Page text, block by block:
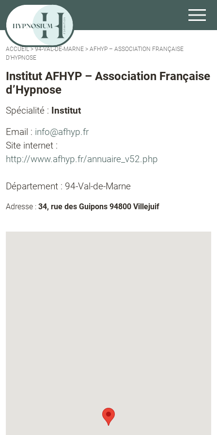
ACCUEIL>94-VAL-DE-MARNE > AFHYP – ASSOCIATION FRANÇAISE
D’HYPNOSE
Institut AFHYP – Association Française
d’Hypnose
Spécialité : Institut
Email : info@afhyp.fr
Site internet :
http://www.afhyp.fr/annuaire_v52.php
Département : 94-Val-de-Marne
Adresse : 34, rue des Guipons 94800 Villejuif